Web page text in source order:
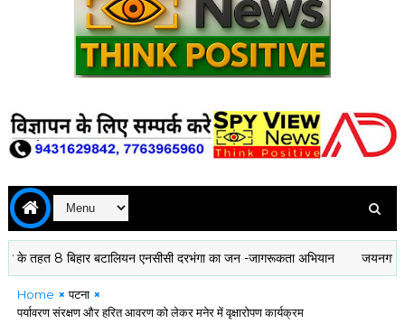
8 बिहार बटालियन एनसीसी दरभंगा का जन -जागरूकता अभियान जयनगर में
Home
पटना
पर्यावरण संरक्षण और हरित आवरण को लेकर मनेर में वृक्षारोपण कार्यक्रम